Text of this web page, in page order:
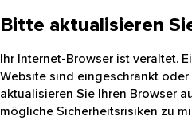
Bitte aktualisieren
Ihr Internet-Browser ist veraltet.
Website sind eingeschränkt oder
aktualisieren Sie Ihren Browser
mögliche Sicherheitsrisiken zu